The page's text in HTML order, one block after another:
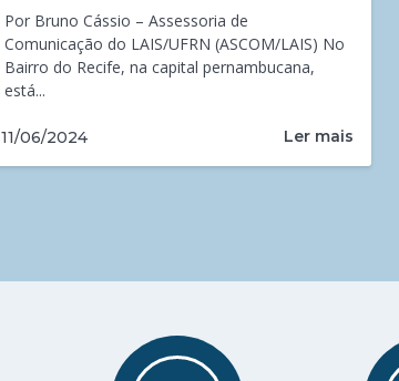
Por Bruno Cássio – Assessoria de
Comunicação do LAIS/UFRN (ASCOM/LAIS) No
Bairro do Recife, na capital pernambucana,
está...
11/06/2024 Ler mais